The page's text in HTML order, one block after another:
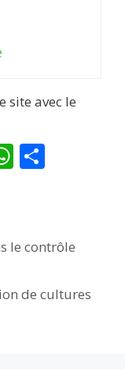
site avec le
W
A
p
p
er
le contrôle
de cultures